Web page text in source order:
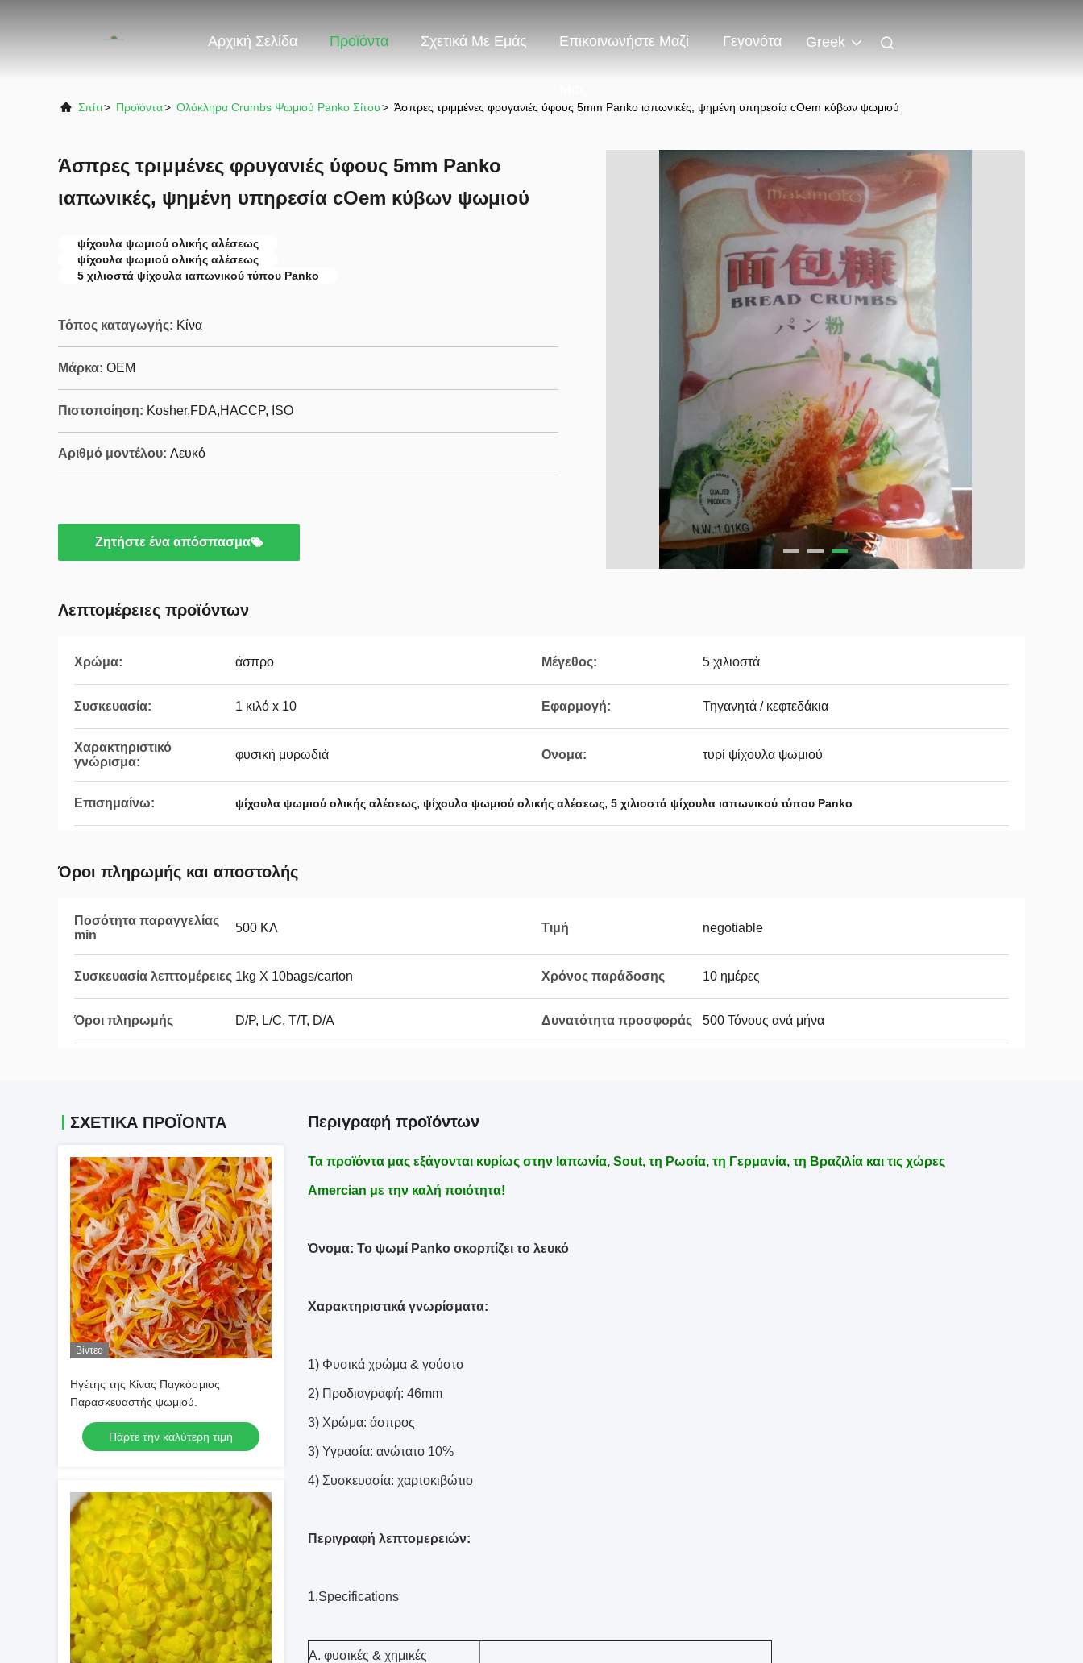
Αρχική Σελίδα Προϊόντα Σχετικά Με Εμάς Επικοινωνήστε Μαζί Γεγονότα Greek
Σπίτι> Προϊόντα> Ολόκληρα Crumbs Ψωμιού Panko Σίτου> Άσπρες τριμμένες φρυγανιές ύφους 5mm Panko ιαπωνικές, ψημένη υπηρεσία cOem κύβων ψωμιού
Άσπρες τριμμένες φρυγανιές ύφους 5mm Panko
ιαπωνικές, ψημένη υπηρεσία cOem κύβων ψωμιού
ψίχουλα ψωμιού ολικής αλέσεως
ψίχουλα ψωμιού ολικής αλέσεως
5 χιλιοστά ψίχουλα ιαπωνικού τύπου Panko
Τόπος καταγωγής: Κίνα
Μάρκα: OEM
Πιστοποίηση: Kosher,FDA,HACCP, ISO
Αριθμό μοντέλου: Λευκό
Ζητήστε ένα απόσπασμα
Λεπτομέρειες προϊόντων
Χρώμα: άσπρο Μέγεθος: 5 χιλιοστά
Συσκευασία: 1 κιλό x 10 Εφαρμογή: Τηγανητά / κεφτεδάκια
Χαρακτηριστικό
γνώρισμα:
φυσική μυρωδιά Ονομα: τυρί ψίχουλα ψωμιού
Επισημαίνω: ψίχουλα ψωμιού ολικής αλέσεως, ψίχουλα ψωμιού ολικής αλέσεως, 5 χιλιοστά ψίχουλα ιαπωνικού τύπου Panko
Όροι πληρωμής και αποστολής
Ποσότητα παραγγελίας
min
500 ΚΛ Τιμή negotiable
Συσκευασία λεπτομέρειες 1kg Χ 10bags/carton Χρόνος παράδοσης 10 ημέρες
Όροι πληρωμής D/P, L/C, T/T, D/A Δυνατότητα προσφοράς 500 Τόνους ανά μήνα
ΣΧΕΤΙΚΆ ΠΡΟΪΌΝΤΑ
Βίντεο
Ηγέτης της Κίνας Παγκόσμιος
Παρασκευαστής ψωμιού.
Πάρτε την καλύτερη τιμή
Περιγραφή προϊόντων
Τα προϊόντα μας εξάγονται κυρίως στην Ιαπωνία, Sout, τη Ρωσία, τη Γερμανία, τη Βραζιλία και τις χώρες
Amercian με την καλή ποιότητα!
Όνομα: Το ψωμί Panko σκορπίζει το λευκό
Χαρακτηριστικά γνωρίσματα:
1) Φυσικά χρώμα & γούστο
2) Προδιαγραφή: 46mm
3) Χρώμα: άσπρος
3) Υγρασία: ανώτατο 10%
4) Συσκευασία: χαρτοκιβώτιο
Περιγραφή λεπτομερειών:
1.Specifications
Α. φυσικές & χημικές